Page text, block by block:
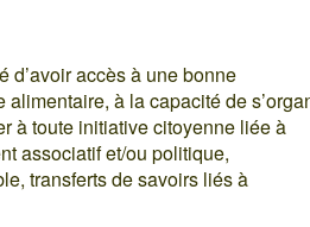
d’avoir accès à une bonne
à la capacité de
à toute initiative citoyenne liée à
associatif et/ou politique,
transferts de savoirs liés à